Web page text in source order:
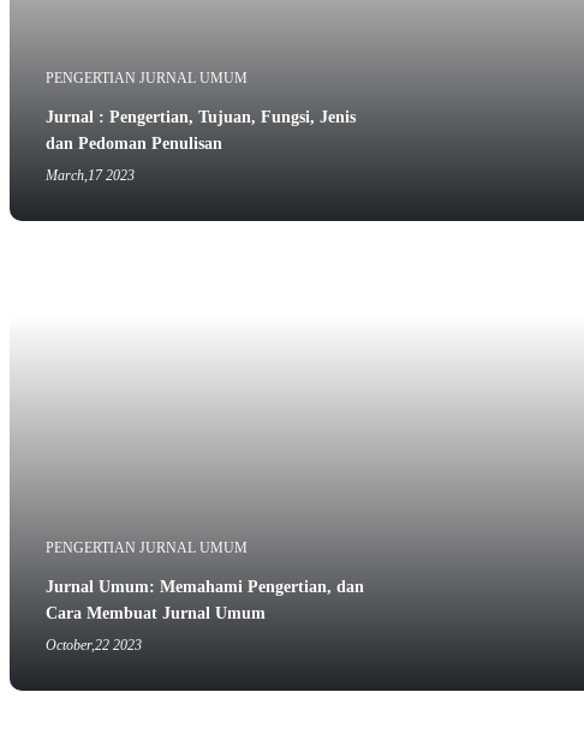
PENGERTIAN JURNAL UMUM
Jurnal : Pengertian, Tujuan, Fungsi, Jenis
dan Pedoman Penulisan
March,17 2023
PENGERTIAN JURNAL UMUM
Jurnal Umum: Memahami Pengertian, dan
Cara Membuat Jurnal Umum
October,22 2023